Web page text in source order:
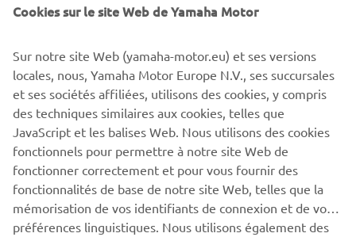
©Yamaha Motor Europe N.V. / Yamaha Motor Co., Ltd.
Web ne peuvent en aucun cas être utilisées à des fins
commerciales ou non commerciales sans le consentement
écrit explicite de Yamaha Motor Europe N.V. et/ou de
Yamaha Motor Co., Ltd.
Conduisez toujours prudemment et respectez la
législation routière locale.
Cookies sur le site Web de Yamaha Motor
Sur notre site Web (yamaha-motor.eu) et ses versions
locales, nous, Yamaha Motor Europe N.V., ses succursales
et ses sociétés affiliées, utilisons des cookies, y compris
des techniques similaires aux cookies, telles que
JavaScript et les balises Web. Nous utilisons des cookies
fonctionnels pour permettre à notre site Web de
fonctionner correctement et pour vous fournir des
fonctionnalités de base de notre site Web, telles que la
mémorisation de vos identifiants de connexion et de vos
préférences linguistiques. Nous utilisons également des